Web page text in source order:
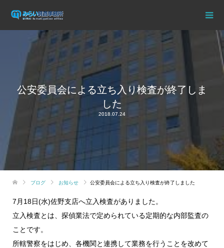
公安委員会による立ち入り検査が終了しま
した
2018.07.24
ブログ お知らせ 公安委員会による立ち入り検査が終了しました
7月18日(水)佐野支店へ立入検査がありました。
立入検査とは、探偵業法で定められている定期的な内部監査の
ことです。
所轄警察をはじめ、各機関と連携して業務を行うことを改めて